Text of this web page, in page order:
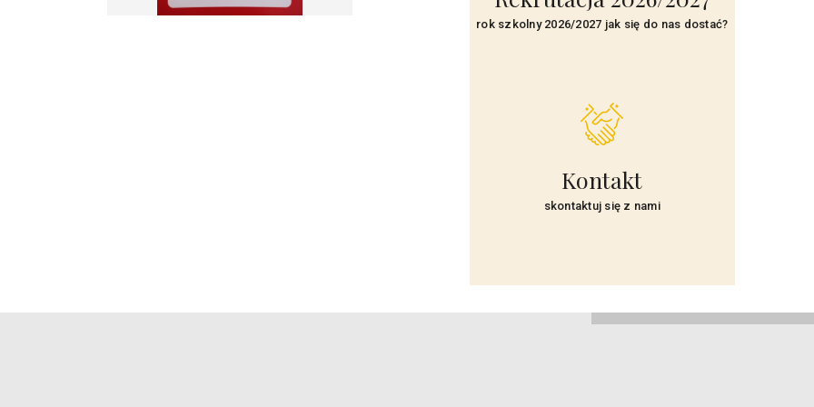
rok szkolny 2026/2027 jak się do nas dostać?
Kontakt
skontaktuj się z nami